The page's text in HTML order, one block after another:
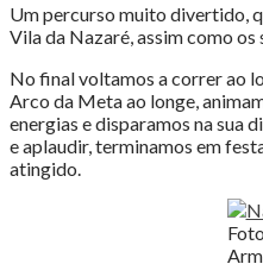
Um percurso muito divertido,
Vila da Nazaré, assim como os
No final voltamos a correr ao
Arco da Meta ao longe,
energias e disparamos na sua
e aplaudir, terminamos em
atingido.